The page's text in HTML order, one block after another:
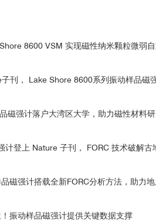
时的磁滞回线。总用时13分30秒
8600 VSM 实现磁性纳米颗粒微弱
刊， Lake Shore 8600系列振动样品磁
磁强计落户大湾区大学，助力磁性材料
登上 Nature 子刊， FORC 技术破解古
磁强计搭载全新FORC分析方法，助力
振动样品磁强计提供关键数据支撑